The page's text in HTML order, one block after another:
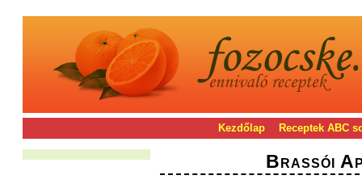
Kezdőlap Receptek ABC
Brassói